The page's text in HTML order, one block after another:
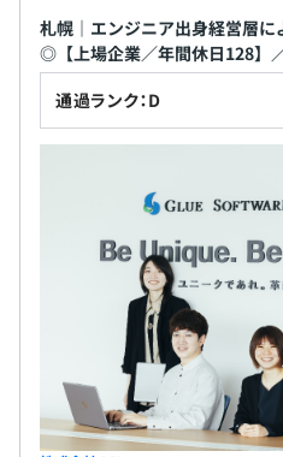
札幌｜エンジニア出身経営層
◎【上場企業／年間休日128】
通過ランク：D